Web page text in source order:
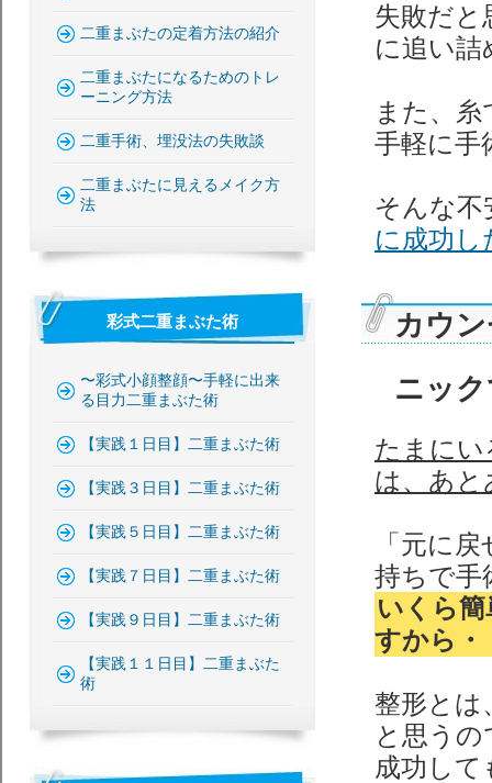
失敗だと
に追い
また、
手軽に手
そんな
に成功し
カウ
ニッ
たまにい
は、あと
「元に
持ちで手
いくら
すから
整形とは
と思う
成功して
二重まぶたの定着方法の紹介
二重まぶたになるためのトレ
ーニング方法
二重手術、埋没法の失敗談
二重まぶたに見えるメイク方
法
彩式二重まぶた術
〜彩式小顔整顔〜手軽に出来
る目力二重まぶた術
【実践１日目】二重まぶた術
【実践３日目】二重まぶた術
【実践５日目】二重まぶた術
【実践７日目】二重まぶた術
【実践９日目】二重まぶた術
【実践１１日目】二重まぶた
術